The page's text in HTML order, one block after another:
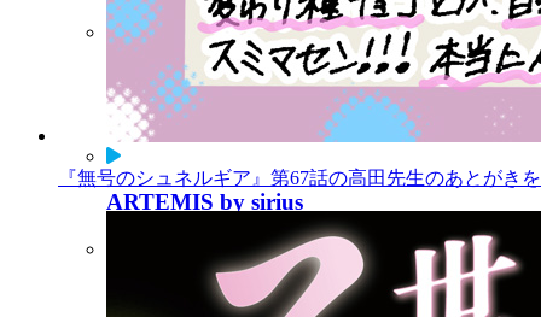
『無号のシュネルギア』第67話の高田先生のあとがき
ビブリオシリウス
ARTEMIS by sirius